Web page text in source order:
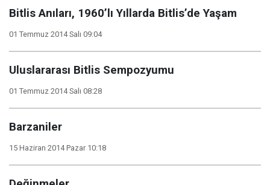
Bitlis Anıları, 1960’lı Yıllarda Bitlis’de Yaşam
01 Temmuz 2014 Salı 09:04
Uluslararası Bitlis Sempozyumu
01 Temmuz 2014 Salı 08:28
Barzaniler
15 Haziran 2014 Pazar 10:18